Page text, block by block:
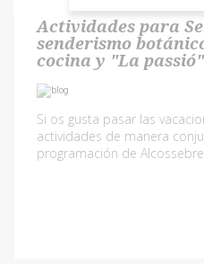
Actividades para
senderismo
cocina y "La passió"
Si os gusta pasar las
actividades de manera
programación de Alcossebre